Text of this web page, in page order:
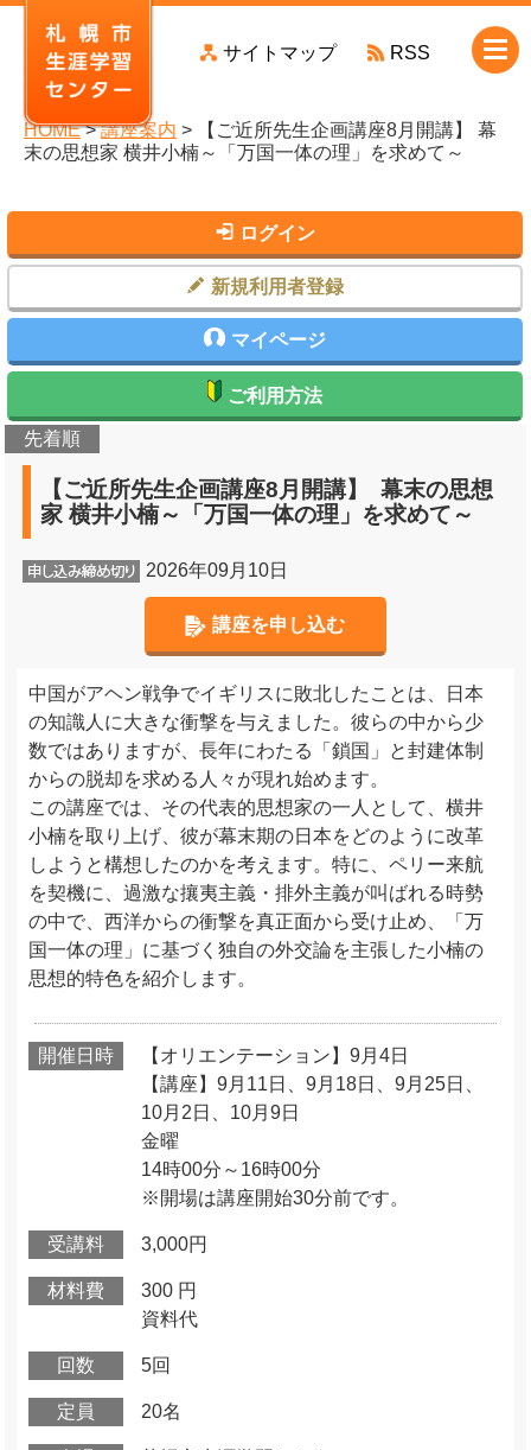
サイトマップ RSS
HOME>講座案内 > 【ご近所先生企画講座8月開講】 幕
末の思想家 横井小楠～「万国一体の理」を求めて～
先着順
【ご近所先生企画講座8月開講】 幕末の思想
家 横井小楠～「万国一体の理」を求めて～
2026年09月10日
講座を申し込む
中国がアヘン戦争でイギリスに敗北したことは、日本
の知識人に大きな衝撃を与えました。彼らの中から少
数ではありますが、長年にわたる「鎖国」と封建体制
からの脱却を求める人々が現れ始めます。
この講座では、その代表的思想家の一人として、横井
小楠を取り上げ、彼が幕末期の日本をどのように改革
しようと構想したのかを考えます。特に、ペリー来航
を契機に、過激な攘夷主義・排外主義が叫ばれる時勢
の中で、西洋からの衝撃を真正面から受け止め、「万
国一体の理」に基づく独自の外交論を主張した小楠の
思想的特色を紹介します。
開催日時
【オリエンテーション】9月4日
【講座】9月11日、9月18日、9月25日、
10月2日、10月9日
金曜
14時00分～16時00分
※開場は講座開始30分前です。
受講料 3,000円
材料費
300 円
資料代
回数 5回
定員 20名
ログイン
新規利用者登録
マイページ
ご利用方法